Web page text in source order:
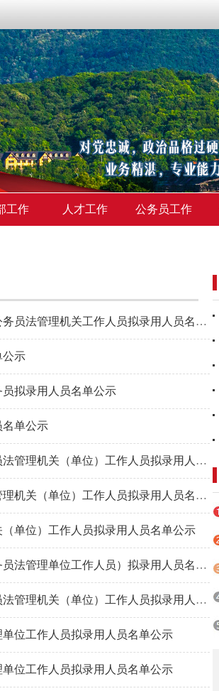
工作 人才工作 公务员工作
湖南省政务服务和大数据中心2023年考试录用参照公务员法管理机关工作人员拟录用人员名单公示
公示
拟录用人员名单公示
名单公示
中共湖南省委党史研究院2023年考试录用参照公务员法管理机关（单位）工作人员拟录用人员名单公示
湖南省水运事务中心2023年考试录用参照公务员法管理机关（单位）工作人员拟录用人员名单公示
单位）工作人员拟录用人员名单公示
湖南省应急管理厅2023年考试录用公务员（参照公务员法管理单位工作人员）拟录用人员名单公示
湖南省文学艺术界联合会2023年考试录用参照公务员法管理机关（单位）工作人员拟录用人员名单公示
位工作人员拟录用人员名单公示
位工作人员拟录用人员名单公示